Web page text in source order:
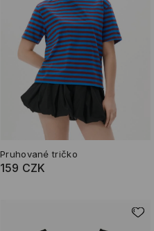
Pruhované tričko
159 CZK